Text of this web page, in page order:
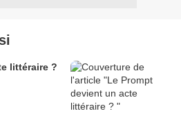
littéraire ?